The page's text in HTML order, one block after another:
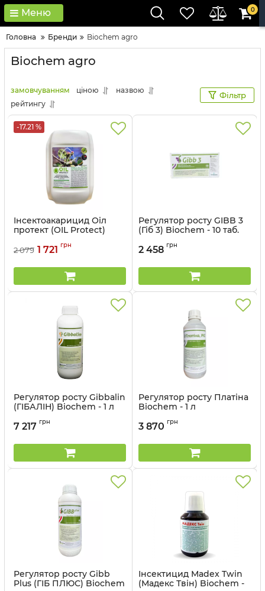
Меню 0
Головна Бренди Biochem agro
Biochem agro
замовчуванням ціною
назвою
рейтингу
Фільтр
-17.21 %
Інсектоакарицид Оіл
протект (OIL Protect)
Артикул: 12041511
2 079 1 721 грн
Регулятор росту GIBB 3
(Гіб 3) Biochem - 10 таб.
2 458 грн
Регулятор росту Gibbalin
(ГІБАЛІН) Biochem - 1 л
7 217 грн
Регулятор росту Платіна
Biochem - 1 л
3 870 грн
Регулятор росту Gibb
Plus (ГІБ ПЛЮС) Biochem
Інсектицид Madex Twin
(Мадекс Твін) Biochem -